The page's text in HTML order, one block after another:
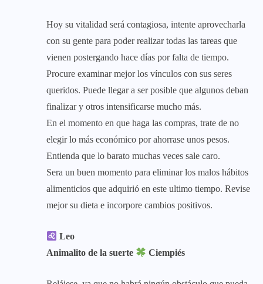
Hoy su vitalidad será contagiosa, intente aprovecharla
con su gente para poder realizar todas las tareas que
vienen postergando hace días por falta de tiempo.
Procure examinar mejor los vínculos con sus seres
queridos. Puede llegar a ser posible que algunos deban
finalizar y otros intensificarse mucho más.
En el momento en que haga las compras, trate de no
elegir lo más económico por ahorrase unos pesos.
Entienda que lo barato muchas veces sale caro.
Sera un buen momento para eliminar los malos hábitos
alimenticios que adquirió en este ultimo tiempo. Revise
mejor su dieta e incorpore cambios positivos.
Leo
Animalito de la suerte
Ciempiés